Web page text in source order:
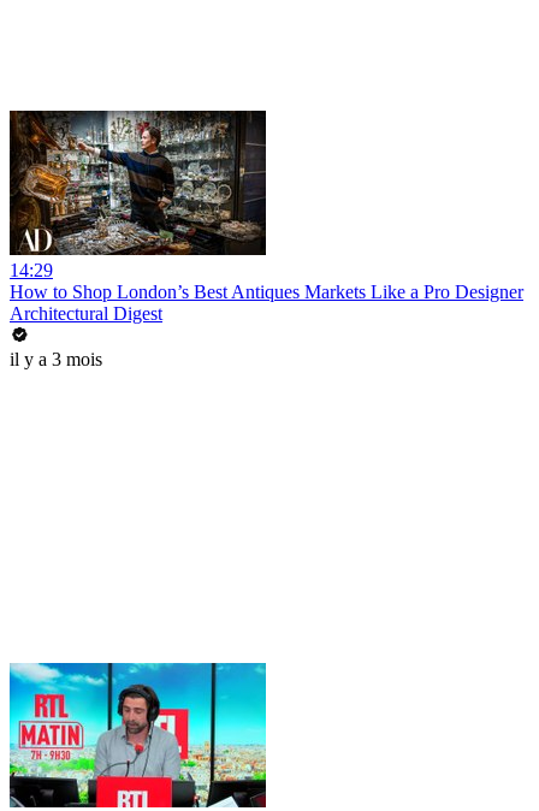
14:29
How to Shop London’s Best Antiques Markets Like a Pro Designer
Architectural Digest
il y a 3 mois